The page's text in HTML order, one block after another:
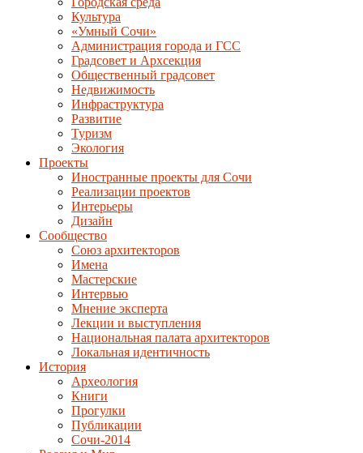
Культура
«Умный Сочи»
Администрация города и ГСС
Градсовет и Архсекция
Общественный градсовет
Недвижимость
Инфраструктура
Развитие
Туризм
Экология
Проекты
Иностранные проекты для Сочи
Реализации проектов
Интерьеры
Дизайн
Сообщество
Союз архитекторов
Имена
Мастерские
Интервью
Мнение эксперта
Лекции и выступления
Национальная палата архитекторов
Локальная идентичность
История
Археология
Книги
Прогулки
Публикации
Сочи-2014